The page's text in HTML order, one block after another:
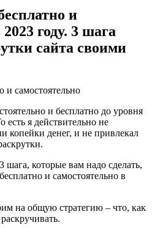
и
году. 3 шага
сайта своими
и бесплатно до уровня
есть я действительно не
копейки денег, и не привлекал
шага, которые вам надо сделать,
и самостоятельно в
на общую стратегию – что, как